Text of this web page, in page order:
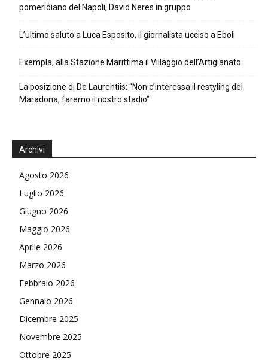
pomeridiano del Napoli, David Neres in gruppo
L’ultimo saluto a Luca Esposito, il giornalista ucciso a Eboli
Exempla, alla Stazione Marittima il Villaggio dell’Artigianato
La posizione di De Laurentiis: “Non c’interessa il restyling del
Maradona, faremo il nostro stadio”
Archivi
Agosto 2026
Luglio 2026
Giugno 2026
Maggio 2026
Aprile 2026
Marzo 2026
Febbraio 2026
Gennaio 2026
Dicembre 2025
Novembre 2025
Ottobre 2025